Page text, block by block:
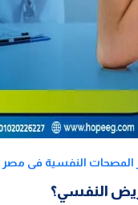
المصحات النفسية فى مصر
النفسي؟